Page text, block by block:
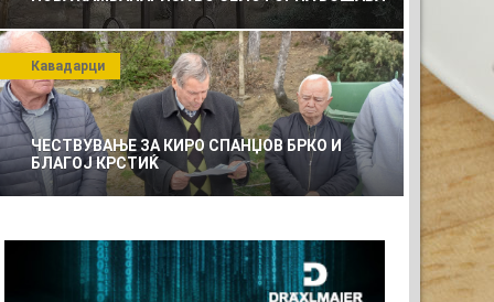
ЧЕСТВУВАЊЕ ЗА КИРО СПАНЏОВ БРКО И
БЛАГОЈ КРСТИЌ
Кавадарци